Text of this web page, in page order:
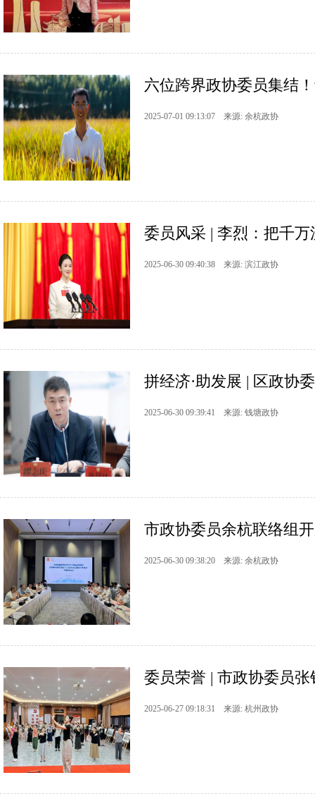
六位跨界政协委员集结
2025-07-01 09:13:07 来源: 余杭政协
委员风采 | 李烈：把千
2025-06-30 09:40:38 来源: 滨江政协
拼经济·助发展 | 区政协
2025-06-30 09:39:41 来源: 钱塘政协
市政协委员余杭联络组
2025-06-30 09:38:20 来源: 余杭政协
委员荣誉 | 市政协委员
2025-06-27 09:18:31 来源: 杭州政协